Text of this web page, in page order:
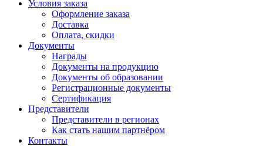
Условия заказа
Оформление заказа
Доставка
Оплата, скидки
Документы
Награды
Документы на продукцию
Документы об образовании
Регистрационные документы
Сертификация
Представители
Представители в регионах
Как стать нашим партнёром
Контакты